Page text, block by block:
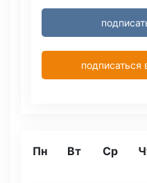
подписаться
Пн Вт Ср